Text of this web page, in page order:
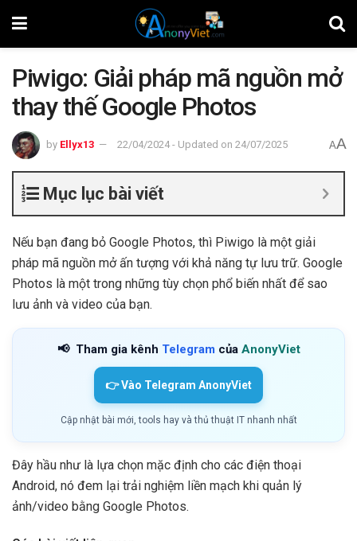
Piwigo: Giải pháp mã nguồn mở
thay thế Google Photos
by Ellyx13 22/04/2024 - Updated on 24/07/2025 AA
Mục lục bài viết
Nếu bạn đang bỏ Google Photos, thì Piwigo là một giải
pháp mã nguồn mở ấn tượng với khả năng tự lưu trữ. Google
Photos là một trong những tùy chọn phổ biến nhất để sao
lưu ảnh và video của bạn.
📢 Tham gia kênh Telegram của AnonyViet
👉 Vào Telegram AnonyViet
Cập nhật bài mới, tools hay và thủ thuật IT nhanh nhất
Đây hầu như là lựa chọn mặc định cho các điện thoại
Android, nó đem lại trải nghiệm liền mạch khi quản lý
ảnh/video bằng Google Photos.